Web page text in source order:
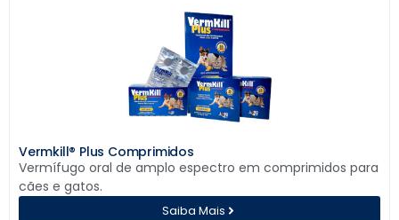
Saiba Mais
Vermkill® Plus Comprimidos
Vermífugo oral de amplo espectro em comprimidos para
cães e gatos.